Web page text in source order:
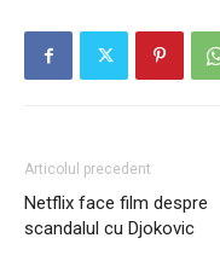
Articolul precedent
Netflix face film despre
scandalul cu Djokovic